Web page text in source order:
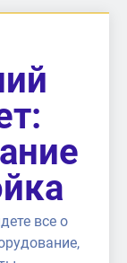
все о